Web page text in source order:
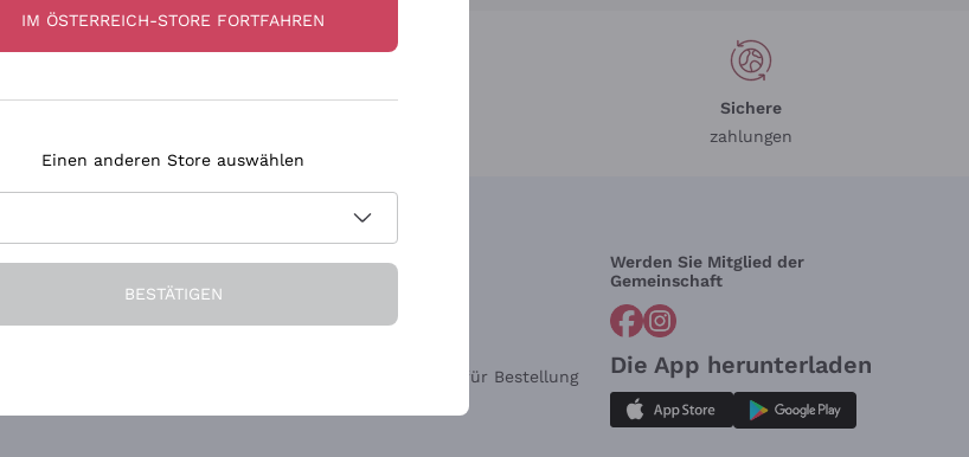
Sichere
zahlungen
Die Firma Brauchen Sie Hilfe?
Widerrufsformular für Bestellung
Werden Sie Mitglied der
Gemeinschaft
Die App herunterladen
IM ÖSTERREICH-STORE FORTFAHREN
Einen anderen Store auswählen
BESTÄTIGEN